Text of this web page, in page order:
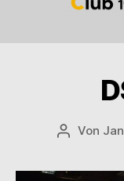
Von